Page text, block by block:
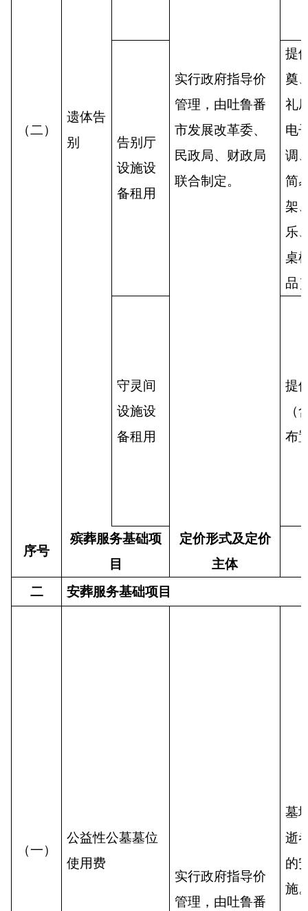
（二）
遗体告
别
实行政府指导价
管理，由吐鲁番
市发展改革委、
民政局、财政局
联合制定。
告别厅
设施设
备租用
提
奠
礼
电
调
简
架
乐
桌
品
守灵间
设施设
备租用
提
（
布
序号
殡葬服务基础项
目
定价形式及定价
主体
二
安葬服务基础项目
（一）
公益性公墓墓位
使用费
实行政府指导价
管理，由吐鲁番
墓
逝
的
施